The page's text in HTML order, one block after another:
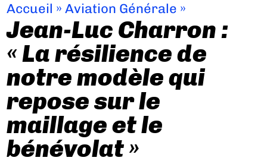
Accueil »Aviation Générale »
Jean-Luc Charron :
« La résilience de
notre modèle qui
repose sur le
maillage et le
bénévolat »